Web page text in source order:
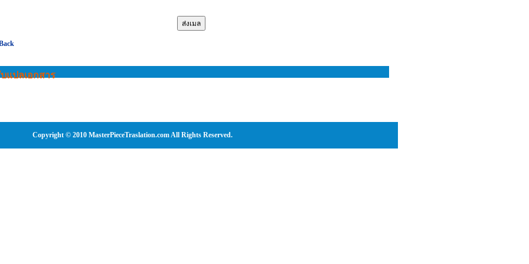
แปลเอกสาร
Copyright © 2010 MasterPieceTraslation.com All Rights Reserved.